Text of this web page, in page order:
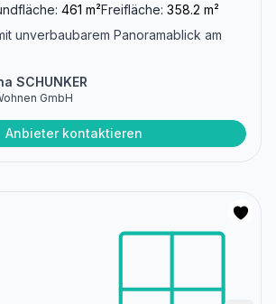
461 m²Freifläche: 358.2 m²
unverbaubarem Panoramablick am
SCHUNKER
GmbH
Anbieter kontaktieren